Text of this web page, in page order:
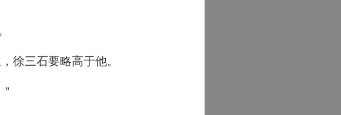
徐三石要略高于他。
”